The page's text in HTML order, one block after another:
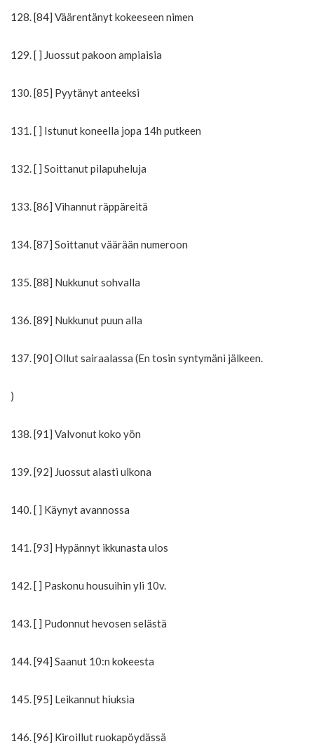
128. [84] Väärentänyt kokeeseen nimen
129. [ ] Juossut pakoon ampiaisia
130. [85] Pyytänyt anteeksi
131. [ ] Istunut koneella jopa 14h putkeen
132. [ ] Soittanut pilapuheluja
133. [86] Vihannut räppäreitä
134. [87] Soittanut väärään numeroon
135. [88] Nukkunut sohvalla
136. [89] Nukkunut puun alla
137. [90] Ollut sairaalassa (En tosin syntymäni jälkeen.
)
138. [91] Valvonut koko yön
139. [92] Juossut alasti ulkona
140. [ ] Käynyt avannossa
141. [93] Hypännyt ikkunasta ulos
142. [ ] Paskonu housuihin yli 10v.
143. [ ] Pudonnut hevosen selästä
144. [94] Saanut 10:n kokeesta
145. [95] Leikannut hiuksia
146. [96] Kiroillut ruokapöydässä